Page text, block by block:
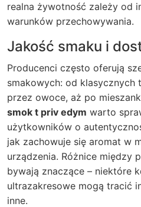
realna żywotność zależy od
warunków przechowywania.
Jakość smaku i
Producenci często oferują
smakowych: od klasycznych
przez owoce, aż po
smok t priv edym warto
użytkowników o
jak zachowuje się aromat w
urządzenia. Różnice między
bywają znaczące – niektóre
ultrazakresowe mogą tracić
inne.